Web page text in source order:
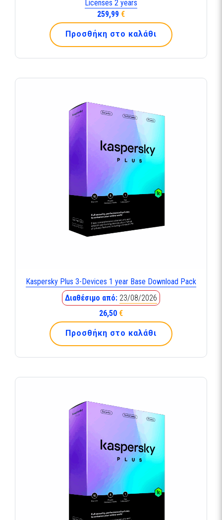
Licenses 2 years
259,99 €
Προσθήκη στο καλάθι
Kaspersky Plus 3-Devices 1 year Base Download Pack
Διαθέσιμο από: 23/08/2026
26,50 €
Προσθήκη στο καλάθι